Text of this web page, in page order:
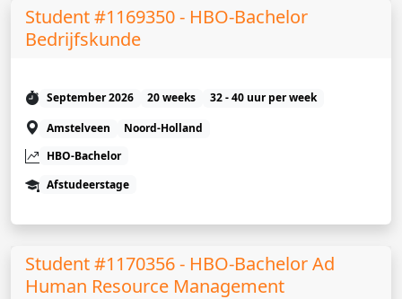
Student #1169350 - HBO-Bachelor
Bedrijfskunde
September 2026 20 weeks
32 - 40 uur per week
Amstelveen
Noord-Holland
HBO-Bachelor
Afstudeerstage
Student #1170356 - HBO-Bachelor Ad
Human Resource Management